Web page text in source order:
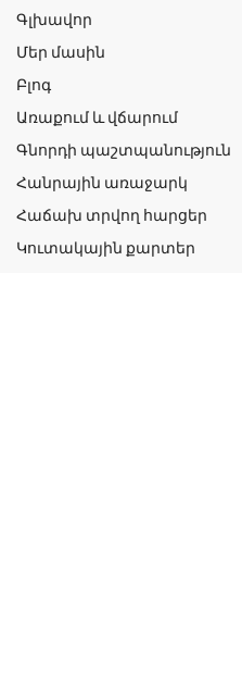
Գլխավոր
Մեր մասին
Բլոգ
Առաքում և վճարում
Գնորդի պաշտպանություն
Հանրային առաջարկ
Հաճախ տրվող հարցեր
Կուտակային քարտեր